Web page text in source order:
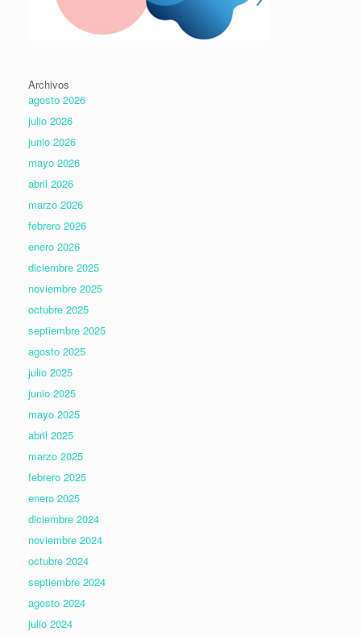
Archivos
agosto 2026
julio 2026
junio 2026
mayo 2026
abril 2026
marzo 2026
febrero 2026
enero 2026
diciembre 2025
noviembre 2025
octubre 2025
septiembre 2025
agosto 2025
julio 2025
junio 2025
mayo 2025
abril 2025
marzo 2025
febrero 2025
enero 2025
diciembre 2024
noviembre 2024
octubre 2024
septiembre 2024
agosto 2024
julio 2024